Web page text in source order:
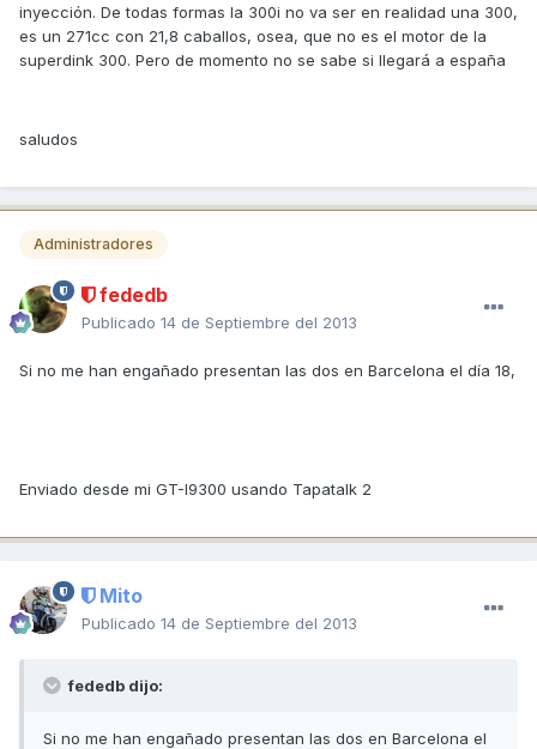
inyección. De todas formas la 300i no va ser en realidad una 300,
es un 271cc con 21,8 caballos, osea, que no es el motor de la
superdink 300. Pero de momento no se sabe si llegará a españa
saludos
Administradores
fededb
Publicado 14 de Septiembre del 2013
Si no me han engañado presentan las dos en Barcelona el día 18,
Enviado desde mi GT-I9300 usando Tapatalk 2
Mito
Publicado 14 de Septiembre del 2013
fededb dijo:
Si no me han engañado presentan las dos en Barcelona el